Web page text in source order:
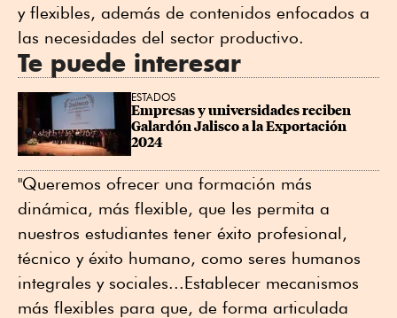
y flexibles, además de contenidos enfocados a
las necesidades del sector productivo.
Te puede interesar
ESTADOS
Empresas y universidades reciben
Galardón Jalisco a la Exportación
2024
"Queremos ofrecer una formación más
dinámica, más flexible, que les permita a
nuestros estudiantes tener éxito profesional,
técnico y éxito humano, como seres humanos
integrales y sociales...Establecer mecanismos
más flexibles para que, de forma articulada